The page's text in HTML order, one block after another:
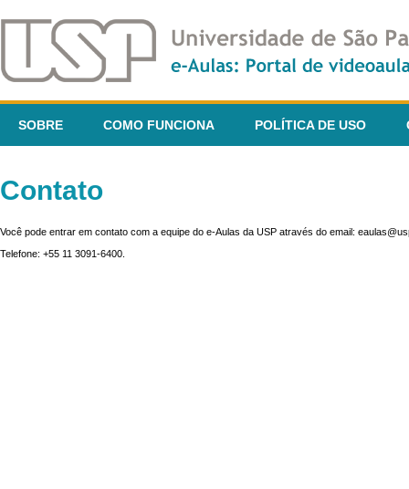
SOBRE COMO FUNCIONA POLÍTICA DE USO
Contato
Você pode entrar em contato com a equipe do e-Aulas da USP através do email:
Telefone: +55 11 3091-6400.